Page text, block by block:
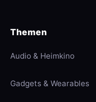
Themen
Audio & Heimkino
Gadgets & Wearables